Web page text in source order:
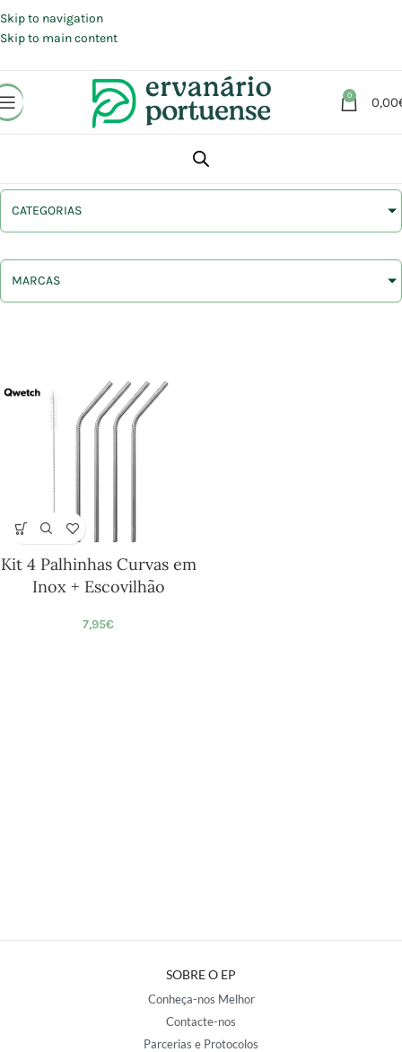
Skip to navigation
Skip to main content
0 0,00
CATEGORIAS
MARCAS
Kit 4 Palhinhas Curvas em
Inox + Escovilhão
7,95€
SOBRE O EP
Conheça-nos Melhor
Contacte-nos
Parcerias e Protocolos